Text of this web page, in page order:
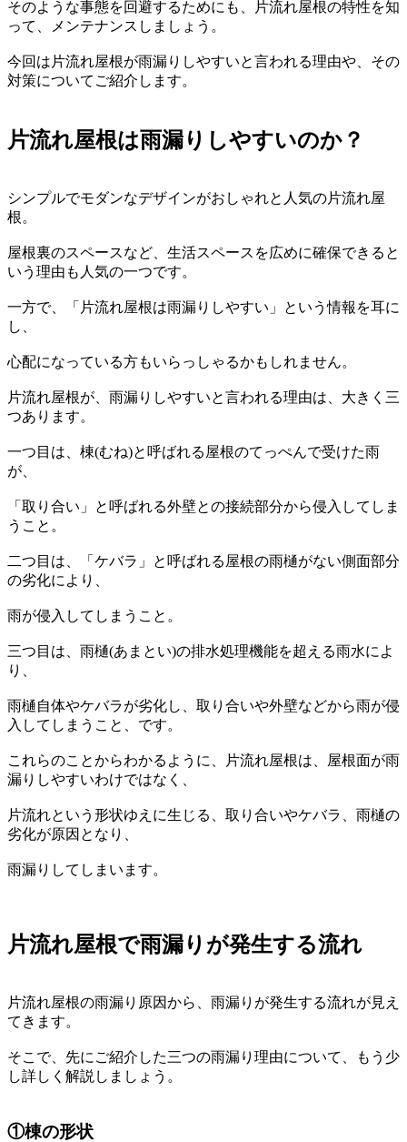
そのような事態を回避するためにも、片流れ屋根の特性を知
って、メンテナンスしましょう。
今回は片流れ屋根が雨漏りしやすいと言われる理由や、その
対策についてご紹介します。
片流れ屋根は雨漏りしやすいのか？
シンプルでモダンなデザインがおしゃれと人気の片流れ屋
根。
屋根裏のスペースなど、生活スペースを広めに確保できると
いう理由も人気の一つです。
一方で、「片流れ屋根は雨漏りしやすい」という情報を耳に
し、
心配になっている方もいらっしゃるかもしれません。
片流れ屋根が、雨漏りしやすいと言われる理由は、大きく三
つあります。
一つ目は、棟(むね)と呼ばれる屋根のてっぺんで受けた雨
が、
「取り合い」と呼ばれる外壁との接続部分から侵入してしま
うこと。
二つ目は、「ケバラ」と呼ばれる屋根の雨樋がない側面部分
の劣化により、
雨が侵入してしまうこと。
三つ目は、雨樋(あまとい)の排水処理機能を超える雨水によ
り、
雨樋自体やケバラが劣化し、取り合いや外壁などから雨が侵
入してしまうこと、です。
これらのことからわかるように、片流れ屋根は、屋根面が雨
漏りしやすいわけではなく、
片流れという形状ゆえに生じる、取り合いやケバラ、雨樋の
劣化が原因となり、
雨漏りしてしまいます。
片流れ屋根で雨漏りが発生する流れ
片流れ屋根の雨漏り原因から、雨漏りが発生する流れが見え
てきます。
そこで、先にご紹介した三つの雨漏り理由について、もう少
し詳しく解説しましょう。
①棟の形状